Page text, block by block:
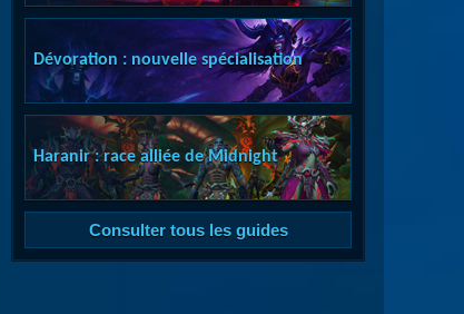
Dévoration : nouvelle spécialisation
Haranir : race alliée de Midnight
Consulter tous les guides